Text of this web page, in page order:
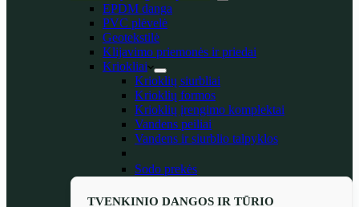
EPDM danga
PVC plėvelė
Geotekstilė
Klijavimo priemonės ir priedai
Kriokliai
Krioklių siurbliai
Krioklių formos
Krioklių įrengimo komplektai
Vandens peiliai
Vandens ir siurblio talpyklos
Sodo prekės
TVENKINIO DANGOS IR TŪRIO